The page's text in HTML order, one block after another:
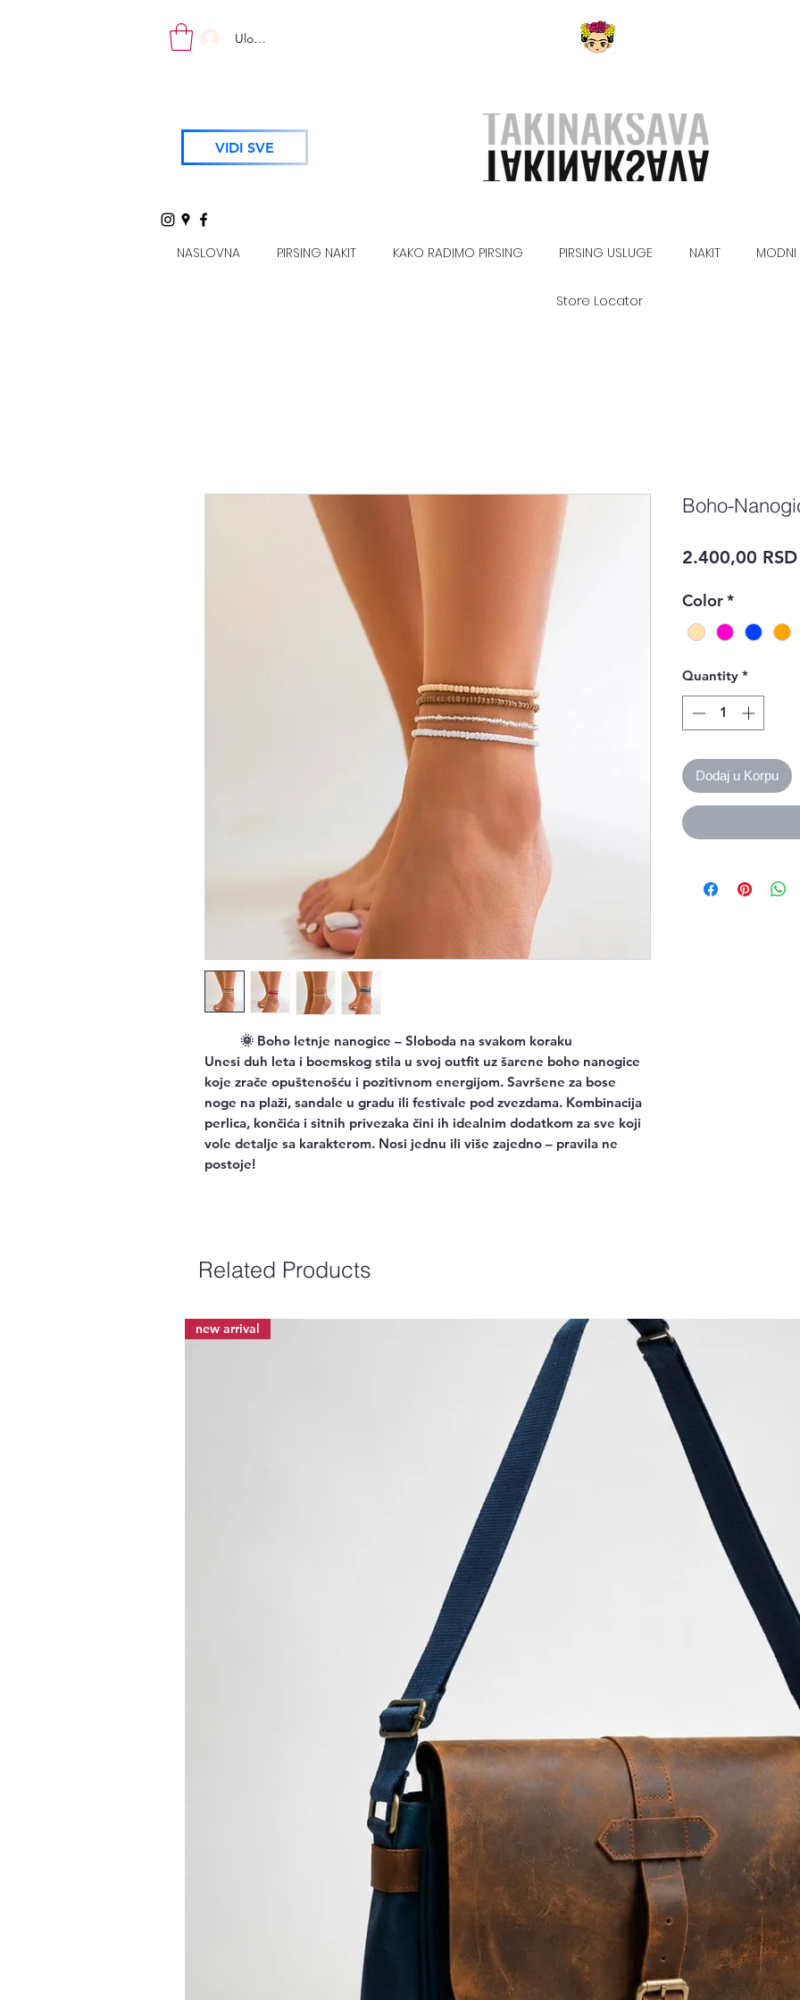
Uloguj se
VIDI SVE
NASLOVNA PIRSING NAKIT KAKO RADIMO PIRSING PIRSING USLUGE NAKIT MODNI
Store Locator
🌞 Boho letnje nanogice – Sloboda na svakom koraku
Unesi duh leta i boemskog stila u svoj outfit uz šarene boho nanogice
koje zrače opuštenošću i pozitivnom energijom. Savršene za bose
noge na plaži, sandale u gradu ili festivale pod zvezdama. Kombinacija
perlica, končića i sitnih privezaka čini ih idealnim dodatkom za sve koji
vole detalje sa karakterom. Nosi jednu ili više zajedno – pravila ne
postoje!
Boho-
2.400,00 RSD
Color*
Quantity *
Dodaj u Korpu
Related Products
new arrival